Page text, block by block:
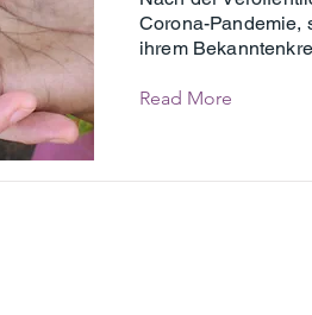
Corona-Pandemie,
ihrem
Read More